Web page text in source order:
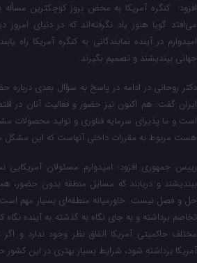
افزود: کنگره آمریکا به محض بروز کوچکترین مسأله
می‌افتد گویا هنوز یاد نگرفته‌اند که در دنیای امروز
امیدوارم در آینده نمایندگانی به کنگره آمریکا
جهانی بیندیشند و تصمیم بگیرند.
دکتر روحانی در ادامه در پاسخ به سؤال بعدی درباره
ایران گفت: هم اکنون نیز حضور و فعالیت آنان در
است و ما پذیرای سرمایه فناوری و تولید محصولات
هست مربوط به مقررات داخلی آنهاست که این
رییس‌ جمهوری افزود: امیدوارم مسئولان
بیندیشند و دریابند که مسایل منطقه بدون حضور،
حل و فصل نیست. خاورمیانه منطقه‌ای بسیار مهم است
تخاصم برداشته و به جای نگاه به گذشته به آینده نگاه
مختلف حاکمیتی آمریکا اتفاق نظر وجود ندارد و
آمریکا برداشته شود، شرایط بسیار بهتری در این